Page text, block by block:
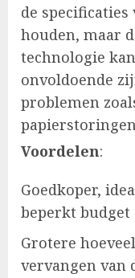
de
houden, maar
technologie
onvoldoende
problemen
Voordelen:
Goedkoper,
beperkt budget
Grotere
vervangen van